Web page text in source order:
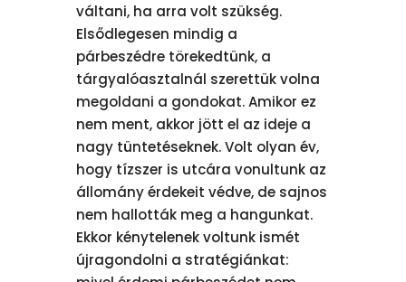
váltani, ha arra volt szükség.
Elsődlegesen mindig a
párbeszédre törekedtünk, a
tárgyalóasztalnál szerettük volna
megoldani a gondokat. Amikor ez
nem ment, akkor jött el az ideje a
nagy tüntetéseknek. Volt olyan év,
hogy tízszer is utcára vonultunk az
állomány érdekeit védve, de sajnos
nem hallották meg a hangunkat.
Ekkor kénytelenek voltunk ismét
újragondolni a stratégiánkat: